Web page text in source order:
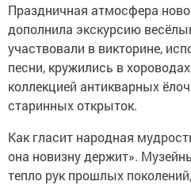
Праздничная атмосфера
дополнила экскурсию
участвовали в викторине,
песни, кружились в
коллекцией антикварных
старинных открыток.
Как гласит народная
она новизну держит».
тепло рук прошлых